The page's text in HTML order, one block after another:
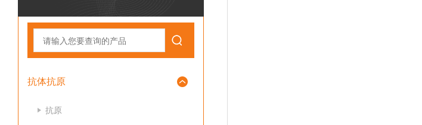
抗体抗原
抗原